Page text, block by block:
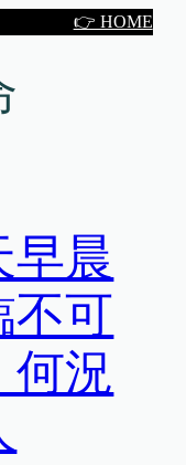
👉 HOME
早晨
不可
何況